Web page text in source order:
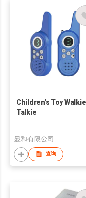
Children's Toy Walkie
Talkie
显和有限公司
查询